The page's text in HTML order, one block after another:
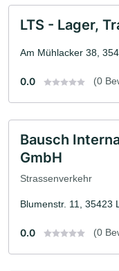
LTS - Lager,
Am Mühlacker 38,
0.0 (0
Bausch
GmbH
Strassenverkehr
Blumenstr. 11, 35423
0.0 (0